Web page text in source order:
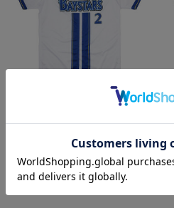
ックユニフォーム/HOME
¥48,000(税込)